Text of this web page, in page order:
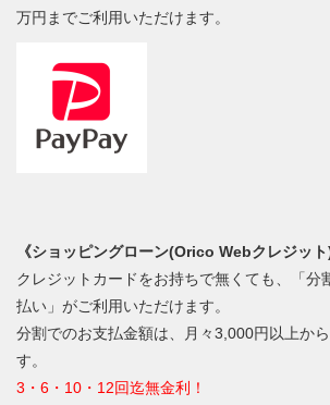
万円までご利用いただけます。
《ショッピングローン(Orico Webクレジット)
クレジットカードをお持ちで無くても、「分
払い」がご利用いただけます。
分割でのお支払金額は、月々3,000円以上か
す。
3・6・10・12回迄無金利！